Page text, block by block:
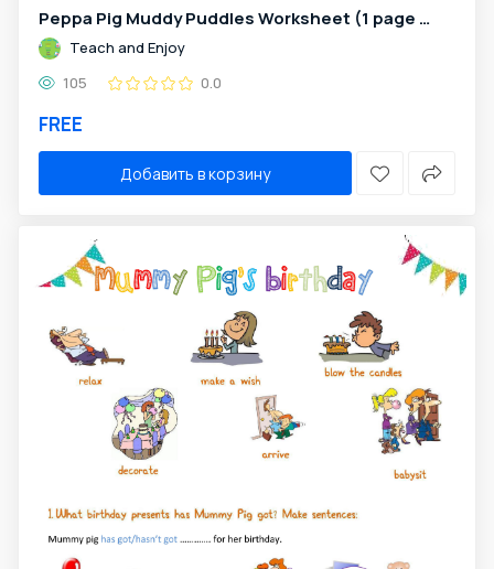
Peppa Pig Muddy Puddles Worksheet (1 page - sample)
Teach and Enjoy
105
0.0
FREE
Добавить в корзину